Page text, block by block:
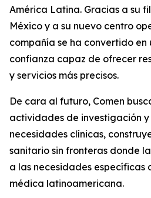
América Latina. Gracias a su
México y a su nuevo centro
compañía se ha convertido en
confianza capaz de ofrecer
y servicios más precisos.
De cara al futuro, Comen
actividades de investigación
necesidades clínicas,
sanitario sin fronteras donde
a las necesidades específicas
médica latinoamericana.